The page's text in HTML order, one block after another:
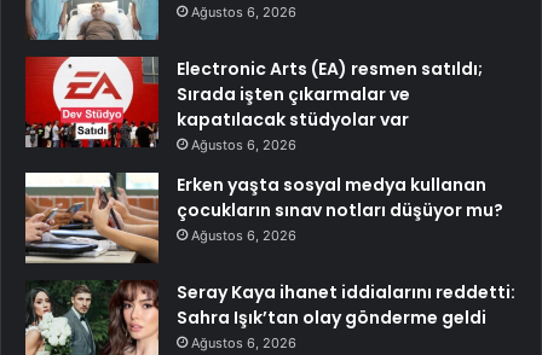
Ağustos 6, 2026
Electronic Arts (EA) resmen satıldı;
Sırada işten çıkarmalar ve
kapatılacak stüdyolar var
Ağustos 6, 2026
Erken yaşta sosyal medya kullanan
çocukların sınav notları düşüyor mu?
Ağustos 6, 2026
Seray Kaya ihanet iddialarını reddetti:
Sahra Işık’tan olay gönderme geldi
Ağustos 6, 2026